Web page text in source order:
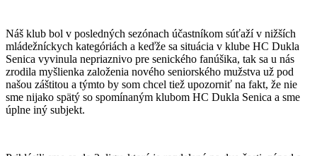
Náš klub bol v posledných sezónach účastníkom súťaží v nižších
mládežníckych kategóriách a keďže sa situácia v klube HC Dukla
Senica vyvinula nepriaznivo pre senického fanúšika, tak sa u nás
zrodila myšlienka založenia nového seniorského mužstva už pod
našou záštitou a týmto by som chcel tiež upozorniť na fakt, že nie
sme nijako spätý so spomínaným klubom HC Dukla Senica a sme
úplne iný subjekt.